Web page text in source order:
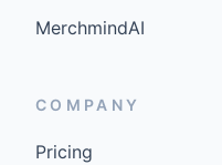
MerchmindAI
COMPANY
Pricing